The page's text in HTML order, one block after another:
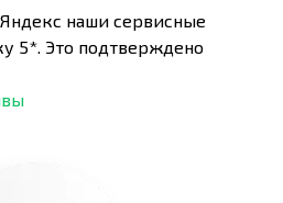
наши сервисные
5*. Это подтверждено